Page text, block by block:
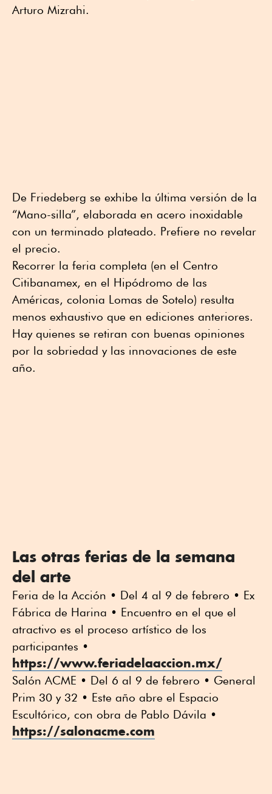
Arturo Mizrahi.
De Friedeberg se exhibe la última versión de la
“Mano-silla”, elaborada en acero inoxidable
con un terminado plateado. Prefiere no revelar
el precio.
Recorrer la feria completa (en el Centro
Citibanamex, en el Hipódromo de las
Américas, colonia Lomas de Sotelo) resulta
menos exhaustivo que en ediciones anteriores.
Hay quienes se retiran con buenas opiniones
por la sobriedad y las innovaciones de este
año.
Las otras ferias de la semana
del arte
Feria de la Acción • Del 4 al 9 de febrero • Ex
Fábrica de Harina • Encuentro en el que el
atractivo es el proceso artístico de los
participantes •
https://www.feriadelaaccion.mx/
Salón ACME • Del 6 al 9 de febrero • General
Prim 30 y 32 • Este año abre el Espacio
Escultórico, con obra de Pablo Dávila •
https://salonacme.com